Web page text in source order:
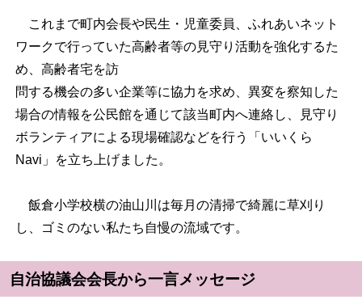
これまで町内会長や民生・児童委員、ふれあいネット
ワークで行っていた高齢者等の見守り活動を強化するた
め、高齢者宅を訪
問する機会の多い企業等に協力を求め、異変を察知した
場合の情報を公民館を通じて該当町内へ連絡し、見守り
ボランティアによる現場確認などを行う「いいくら
Navi」を立ち上げました。
飯倉小学校横の油山川は毎月の清掃で綺麗に草刈り
し、ゴミのない私たち自慢の流域です。
自治協議会会長から一言メッセージ